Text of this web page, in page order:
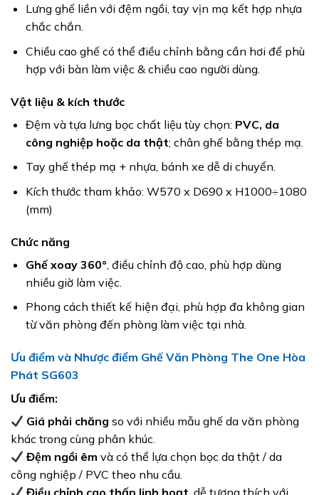
Lưng ghế liền với đệm ngồi, tay vịn mạ kết hợp nhựa
chắc chắn.
Chiều cao ghế có thể điều chỉnh bằng cần hơi để phù
hợp với bàn làm việc & chiều cao người dùng.
Vật liệu & kích thước
Đệm và tựa lưng bọc chất liệu tùy chọn: PVC, da
công nghiệp hoặc da thật; chân ghế bằng thép mạ.
Tay ghế thép mạ + nhựa, bánh xe dễ di chuyển.
Kích thước tham khảo: W570 x D690 x H1000÷1080
(mm)
Chức năng
Ghế xoay 360° , điều chỉnh độ cao, phù hợp dùng
nhiều giờ làm việc.
Phong cách thiết kế hiện đại, phù hợp đa không gian
từ văn phòng đến phòng làm việc tại nhà.
Ưu điểm và Nhược điểm Ghế Văn Phòng The One Hòa
Phát SG603
Ưu điểm:
Giá phải chăng so với nhiều mẫu ghế da văn phòng
khác trong cùng phân khúc.
Đệm ngồi êm và có thể lựa chọn bọc da thật / da
công nghiệp / PVC theo nhu cầu.